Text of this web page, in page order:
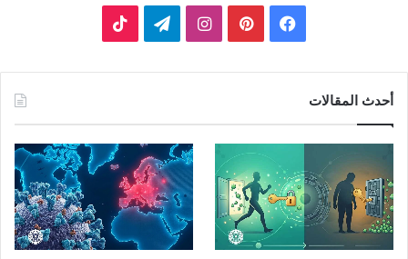
فيسبوكبينتيريستانستقرامتيلقرام
أحدث المقالات